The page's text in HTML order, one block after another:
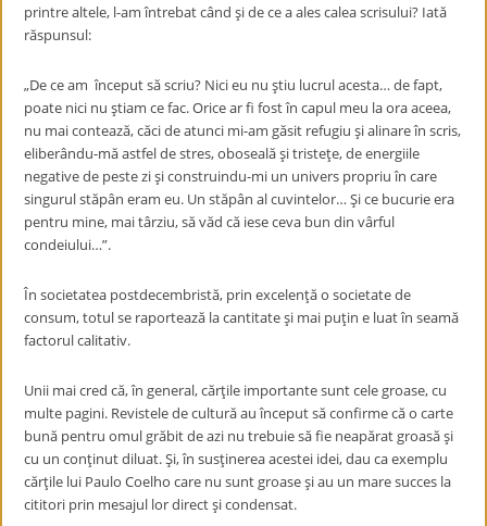
printre altele, l-am întrebat când şi de ce a ales calea scrisului? Iată
răspunsul:
„De ce am început să scriu? Nici eu nu ştiu lucrul acesta… de fapt,
poate nici nu ştiam ce fac. Orice ar fi fost în capul meu la ora aceea,
nu mai contează, căci de atunci mi-am găsit refugiu şi alinare în scris,
eliberându-mă astfel de stres, oboseală şi tristeţe, de energiile
negative de peste zi şi construindu-mi un univers propriu în care
singurul stăpân eram eu. Un stăpân al cuvintelor… Şi ce bucurie era
pentru mine, mai târziu, să văd că iese ceva bun din vârful
condeiului…”.
În societatea postdecembristă, prin excelenţă o societate de
consum, totul se raportează la cantitate şi mai puţin e luat în seamă
factorul calitativ.
Unii mai cred că, în general, cărţile importante sunt cele groase, cu
multe pagini. Revistele de cultură au început să confirme că o carte
bună pentru omul grăbit de azi nu trebuie să fie neapărat groasă şi
cu un conţinut diluat. Şi, în susţinerea acestei idei, dau ca exemplu
cărţile lui Paulo Coelho care nu sunt groase şi au un mare succes la
cititori prin mesajul lor direct şi condensat.